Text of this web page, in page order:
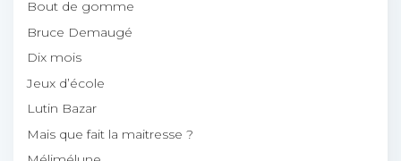
Bout de gomme
Bruce Demaugé
Dix mois
Jeux d’école
Lutin Bazar
Mais que fait la maitresse ?